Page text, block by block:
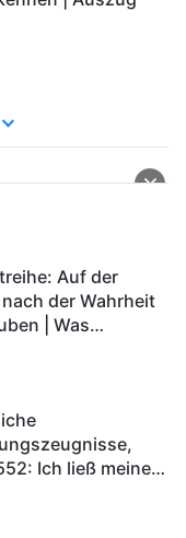
Auf der
der Wahrheit
| Was
Ich ließ meine